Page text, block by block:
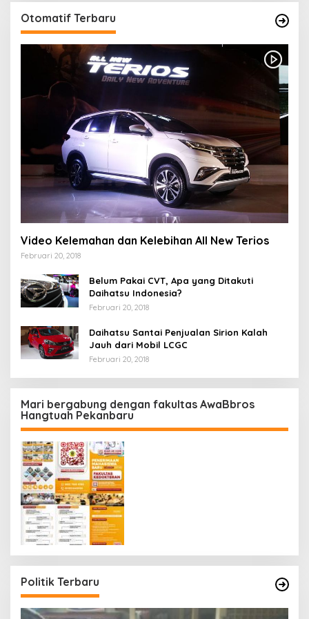
Otomatif Terbaru
Video Kelemahan dan Kelebihan All New Terios
Februari 20, 2018
Belum Pakai CVT, Apa yang Ditakuti
Daihatsu Indonesia?
Februari 20, 2018
Daihatsu Santai Penjualan Sirion Kalah
Jauh dari Mobil LCGC
Februari 20, 2018
Mari bergabung dengan fakultas AwaBbros
Hangtuah Pekanbaru
Politik Terbaru